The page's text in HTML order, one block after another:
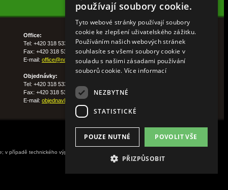
Office:
Tel: +420 318 533 511
Fax: +420 318 533 513
E-mail: office@nohelgarden.cz
Objednávky:
Tel: +420 318 533 533
Fax: +420 318 533 538
E-mail: objednavky@nohelgarden.cz
případě technického výpadku pak nejpozději do
používají soubory cookie.
Tyto webové stránky používají soubory
cookie ke zlepšení uživatelského zážitku.
Používáním našich webových stránek
souhlasíte se všemi soubory cookie v
souladu s našimi zásadami používání
souborů cookie. Více informací
NEZBYTNÉ
STATISTICKÉ
POVOLIT VŠE
POUZE NUTNÉ
PŘIZPŮSOBIT